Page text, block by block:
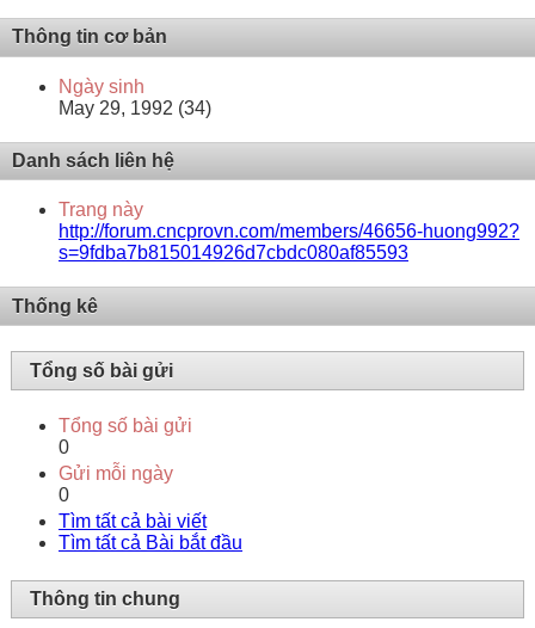
Thông tin cơ bản
Ngày sinh
May 29, 1992 (34)
Danh sách liên hệ
Trang này
http://forum.cncprovn.com/members/46656-huong992?
s=9fdba7b815014926d7cbdc080af85593
Thống kê
Tổng số bài gửi
Tổng số bài gửi
0
Gửi mỗi ngày
0
Tìm tất cả bài viết
Tìm tất cả Bài bắt đầu
Thông tin chung